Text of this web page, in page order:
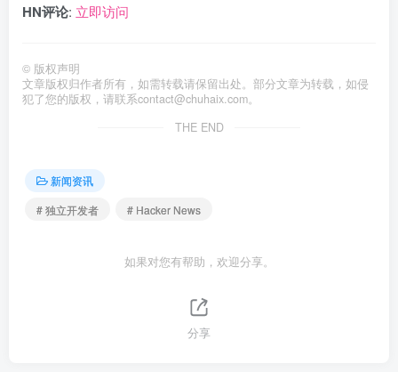
HN评论: 立即访问
© 版权声明
文章版权归作者所有，如需转载请保留出处。部分文章为转载，如侵
犯了您的版权，请联系contact@chuhaix.com。
THE END
新闻资讯
# 独立开发者
# Hacker News
如果对您有帮助，欢迎分享。
分享